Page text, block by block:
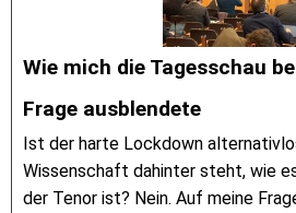
Wie mich die Tagesschau
Frage ausblendete
Ist der harte Lockdown
Wissenschaft dahinter steht, wie
der Tenor ist? Nein. Auf meine